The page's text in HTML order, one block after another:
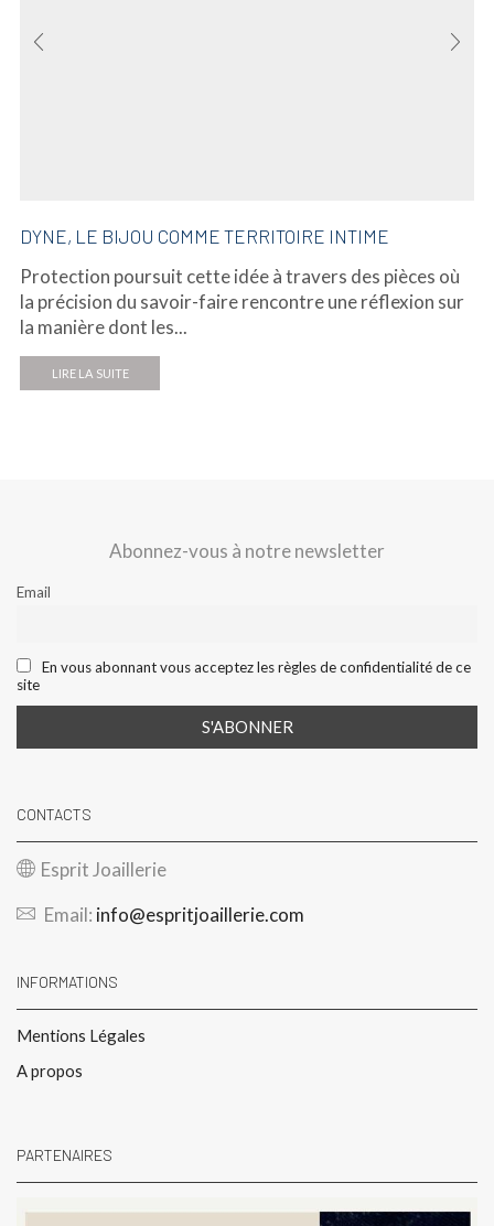
DYNE, LE BIJOU COMME TERRITOIRE INTIME
Protection poursuit cette idée à travers des pièces où
la précision du savoir-faire rencontre une réflexion sur
la manière dont les...
LIRE LA SUITE
Abonnez-vous à notre newsletter
Email
En vous abonnant vous acceptez les règles de confidentialité de ce
site
CONTACTS
Esprit Joaillerie
Email: info@espritjoaillerie.com
INFORMATIONS
Mentions Légales
A propos
PARTENAIRES